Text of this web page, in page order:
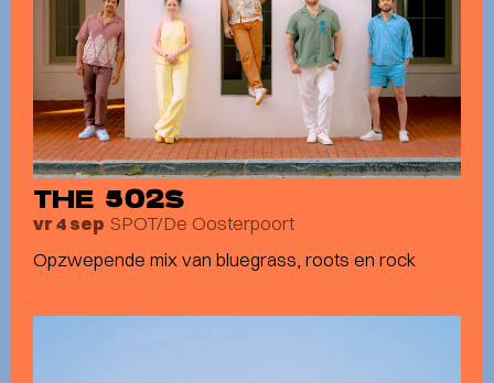
THE 502S
vr 4 sep SPOT/De Oosterpoort
Opzwepende mix van bluegrass, roots en rock